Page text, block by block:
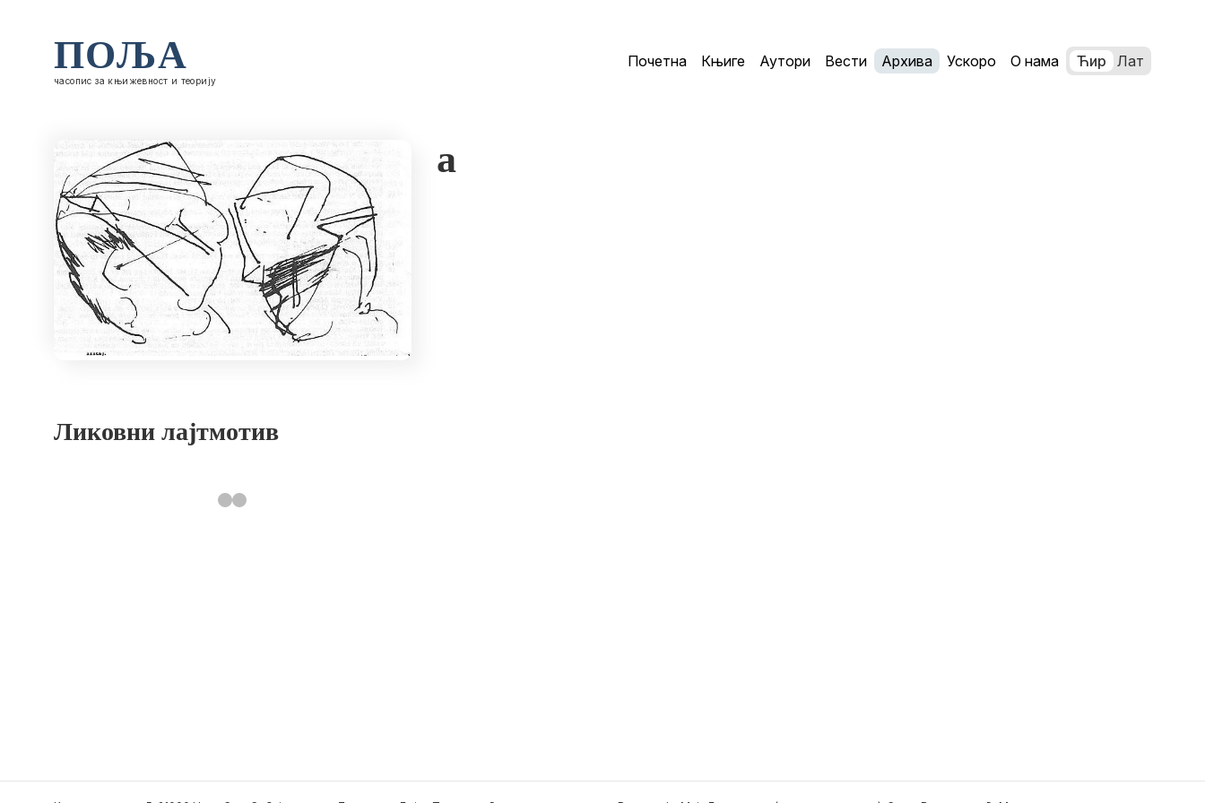
ПОЉА
часопис за књижевност и теорију
Почетна Књиге Аутори Вести Архива Ускоро О нама Ћир Лат
Ликовни лајтмотив
a